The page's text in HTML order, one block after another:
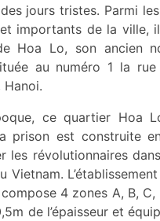
jours tristes. Parmi
importants de la ville,
Hoa Lo, son ancien
au numéro 1 la
Hanoi.
ce quartier Hoa
prison est construite
les révolutionnaires
Vietnam.
4 zones A, B,
de l’épaisseur et